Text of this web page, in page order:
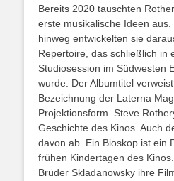
Bereits 2020 tauschten
erste musikalische Ideen
hinweg entwickelten sie
Repertoire, das schließlich in
Studiosession im Südwesten
wurde. Der Albumtitel
Bezeichnung der Laterna
Projektionsform. Steve
Geschichte des Kinos. Auch
davon ab. Ein Bioskop ist ein
frühen Kindertagen des
Brüder Skladanowsky ihre